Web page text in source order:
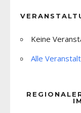
Keine
Alle